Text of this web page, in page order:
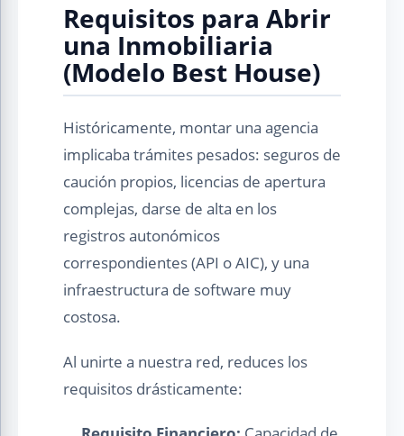
Requisitos para Abrir
una Inmobiliaria
(Modelo Best House)
Históricamente, montar una agencia
implicaba trámites pesados: seguros de
caución propios, licencias de apertura
complejas, darse de alta en los
registros autonómicos
correspondientes (API o AIC), y una
infraestructura de software muy
costosa.
Al unirte a nuestra red, reduces los
requisitos drásticamente: